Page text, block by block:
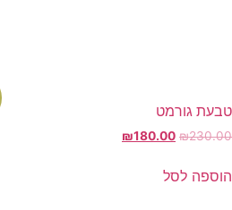
טבעת גורמט
₪230.00
המחיר
היה:
₪180.00
הוספה לסל